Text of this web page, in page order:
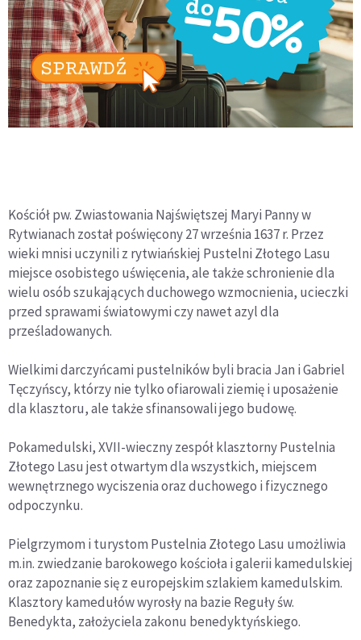
Kościół pw. Zwiastowania Najświętszej Maryi Panny w
Rytwianach został poświęcony 27 września 1637 r. Przez
wieki mnisi uczynili z rytwiańskiej Pustelni Złotego Lasu
miejsce osobistego uświęcenia, ale także schronienie dla
wielu osób szukających duchowego wzmocnienia, ucieczki
przed sprawami światowymi czy nawet azyl dla
prześladowanych.
Wielkimi darczyńcami pustelników byli bracia Jan i Gabriel
Tęczyńscy, którzy nie tylko ofiarowali ziemię i uposażenie
dla klasztoru, ale także sfinansowali jego budowę.
Pokamedulski, XVII-wieczny zespół klasztorny Pustelnia
Złotego Lasu jest otwartym dla wszystkich, miejscem
wewnętrznego wyciszenia oraz duchowego i fizycznego
odpoczynku.
Pielgrzymom i turystom Pustelnia Złotego Lasu umożliwia
m.in. zwiedzanie barokowego kościoła i galerii kamedulskiej
oraz zapoznanie się z europejskim szlakiem kamedulskim.
Klasztory kamedułów wyrosły na bazie Reguły św.
Benedykta, założyciela zakonu benedyktyńskiego.